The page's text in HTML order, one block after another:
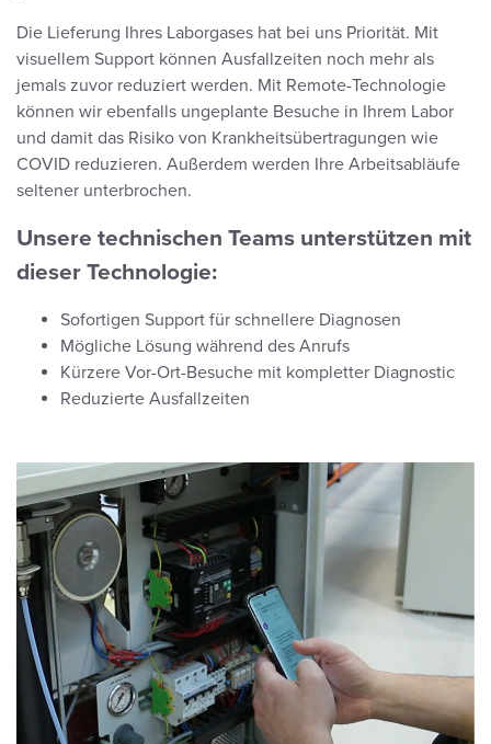
Die Lieferung Ihres Laborgases hat bei uns Priorität. Mit
visuellem Support können Ausfallzeiten noch mehr als
jemals zuvor reduziert werden. Mit Remote-Technologie
können wir ebenfalls ungeplante Besuche in Ihrem Labor
und damit das Risiko von Krankheitsübertragungen wie
COVID reduzieren. Außerdem werden Ihre Arbeitsabläufe
seltener unterbrochen.
Unsere technischen Teams unterstützen mit
dieser Technologie:
Sofortigen Support für schnellere Diagnosen
Mögliche Lösung während des Anrufs
Kürzere Vor-Ort-Besuche mit kompletter Diagnostic
Reduzierte Ausfallzeiten